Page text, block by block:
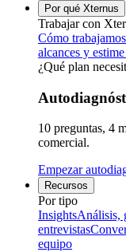
Por qué Xternus
Trabajar con
Cómo trabajamos
alcances y
¿Qué plan
10 preguntas, 4
comercial.
Empezar
Recursos
Por tipo
InsightsAnálisis,
entrevistas
equipo